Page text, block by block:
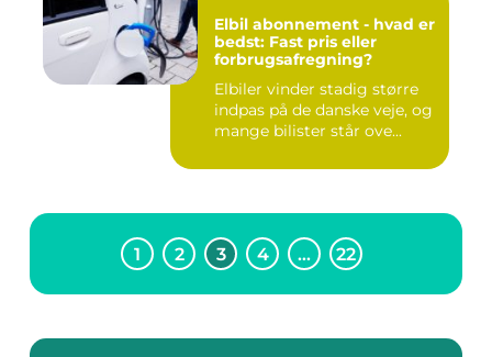
Elbil abonnement - hvad er
bedst: Fast pris eller
forbrugsafregning?
Elbiler vinder stadig større
indpas på de danske veje, og
mange bilister står ove...
1 2 3 4 … 22